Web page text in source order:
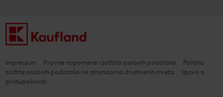
Impressum Pravne napomene i zaštita osobnih podataka
Politika
zaštite osobnih podataka na stranicama društvenih mreža
Izjava o
pristupačnosti